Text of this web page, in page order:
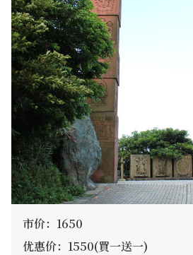
市价：1650
优惠价：1550(買一送一)